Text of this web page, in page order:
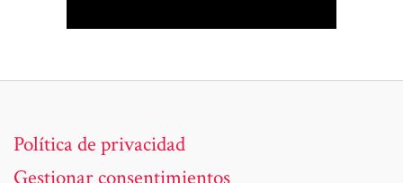
Política de privacidad
Gestionar consentimientos